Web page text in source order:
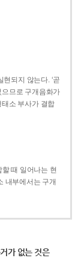
되지 않는다. ‘곧
으므로 구개음화가
태소 부사가 결합
때 일어나는 현
내부에서는 구개
거가 없는 것은